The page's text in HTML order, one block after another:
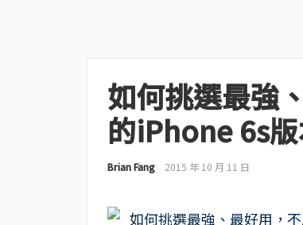
如何挑選最強
的iPhone 6s
Brian Fang 2015 年 10 月 11 日